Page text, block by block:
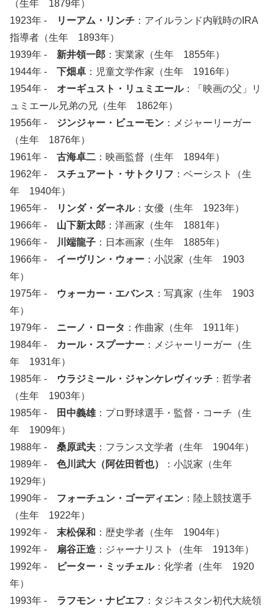
（生年 1879年）
1923年 -
リーアム・リンチ ：アイルランド内戦時のIRA
指導者（生年 1893年）
1939年 - 新井領一郎 ：実業家（生年 1855年）
1944年 - 下畑卓 ：児童文学作家（生年 1916年）
1954年 - オーギュスト・リュミエール：「映画の父」リ
ュミエール兄弟の兄（生年 1862年）
1956年 - ジンジャー・ビューモン ：メジャーリーガー
（生年 1876年）
1961年 - 古海卓二 ：映画監督（生年 1894年）
1962年 -
スチュアート・サトクリフ ：ベーシスト（生
年 1940年）
1965年 -
リンダ・ダーネル：女優（生年 1923年）
1966年 - 山下新太郎 ：洋画家（生年 1881年）
1966年 -
川端龍子 ：日本画家（生年 1885年）
1966年 - イーヴリン・ウォー ：小説家（生年 1903
年）
1975年 -
ウォーカー・エバンス ：写真家（生年 1903
年）
1979年 - ニーノ・ロータ ：作曲家（生年 1911年）
1984年 -
カール・スプーナー ：メジャーリーガー（生
年 1931年）
1985年 -
ウラジミール・ジャンケレヴィッチ ：哲学者
（生年 1903年）
1985年 -
田中義雄：プロ野球選手・監督・コーチ（生
年 1909年）
1988年 - 桑原武夫 ：フランス文学者（生年 1904年）
1989年 - 色川武大（阿佐田哲也）
：小説家（生年
1929年）
1990年 - フォーチュン・ゴーディエン ：陸上競技選手
（生年 1922年）
1992年 - 末松保和 ：歴史学者（生年 1904年）
1992年 - 扇谷正造 ：ジャーナリスト（生年 1913年）
1992年 -
ピーター・ミッチェル：化学者（生年 1920
年）
1993年 - ラフモン・ナビエフ ：タジキスタン初代大統領